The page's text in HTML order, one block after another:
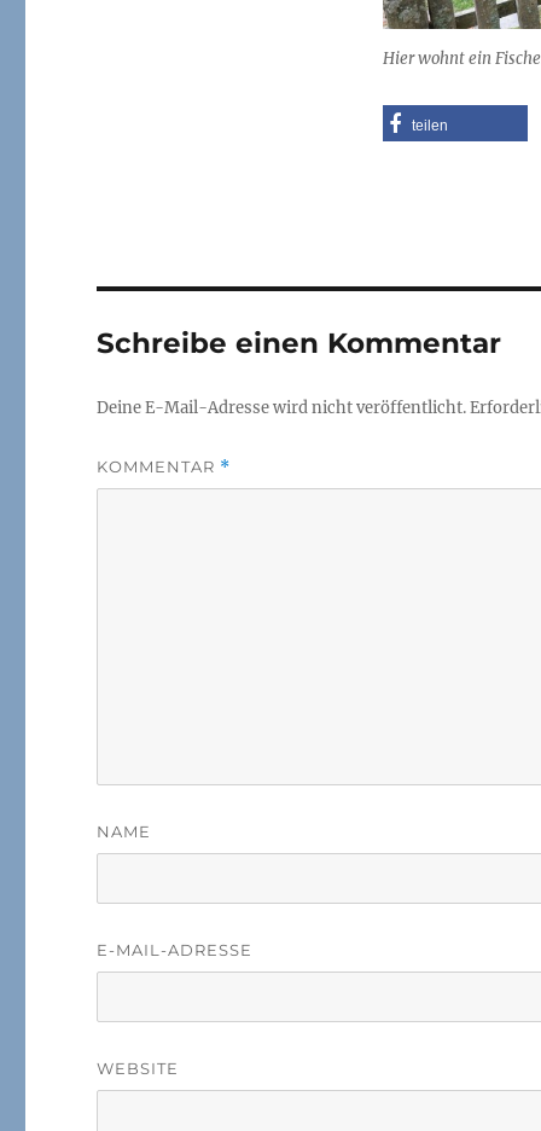
Hier wohnt ein
teilen
Schreibe einen Kommentar
Deine E-Mail-Adresse wird nicht veröffentlicht.
KOMMENTAR *
NAME
E-MAIL-ADRESSE
WEBSITE